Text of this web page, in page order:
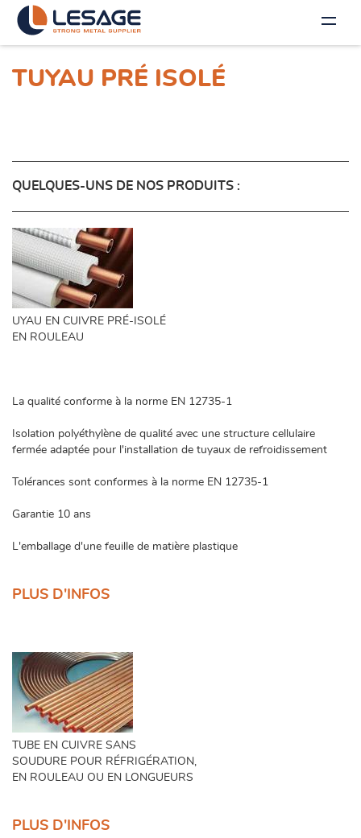
TUYAU PRÉ ISOLÉ
QUELQUES-UNS DE NOS PRODUITS :
UYAU EN CUIVRE PRÉ-ISOLÉ
EN ROULEAU
La qualité conforme à la norme EN 12735-1
Isolation polyéthylène de qualité avec une structure cellulaire
fermée adaptée pour l'installation de tuyaux de refroidissement
Tolérances sont conformes à la norme EN 12735-1
Garantie 10 ans
L'emballage d'une feuille de matière plastique
PLUS D'INFOS
TUBE EN CUIVRE SANS
SOUDURE POUR RÉFRIGÉRATION,
EN ROULEAU OU EN LONGUEURS
PLUS D'INFOS